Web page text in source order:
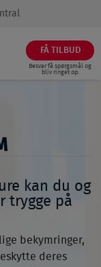
FÅ TILBUD
Besvar få spørgsmål og
bliv ringet op.
kan du og
trygge på
bekymringer,
deres